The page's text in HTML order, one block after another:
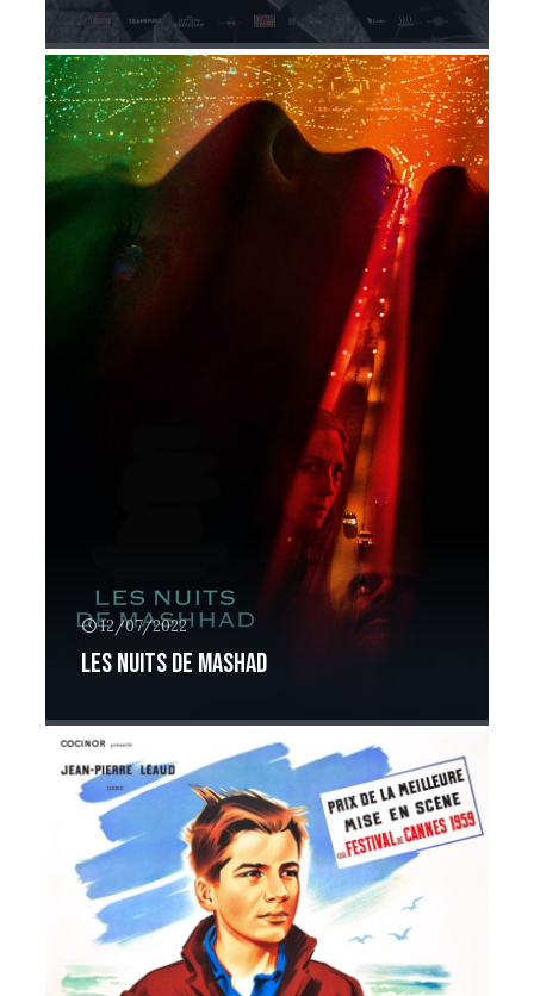
12/07/2022
Les Nuits de Mashad